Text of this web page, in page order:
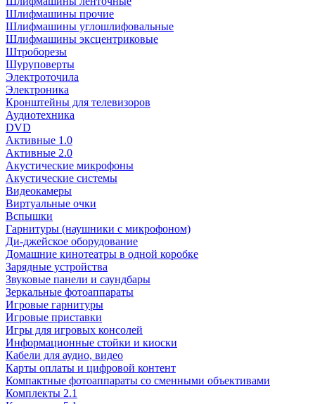
Шлифмашины прочие
Шлифмашины углошлифовальные
Шлифмашины эксцентриковые
Штроборезы
Шуруповерты
Электроточила
Электроника
Кронштейны для телевизоров
Аудиотехника
DVD
Активные 1.0
Активные 2.0
Акустические микрофоны
Акустические системы
Видеокамеры
Виртуальные очки
Вспышки
Гарнитуры (наушники с микрофоном)
Ди-джейское оборудование
Домашние кинотеатры в одной коробке
Зарядные устройства
Звуковые панели и саундбары
Зеркальные фотоаппараты
Игровые гарнитуры
Игровые приставки
Игры для игровых консолей
Информационные стойки и киоски
Кабели для аудио, видео
Карты оплаты и цифровой контент
Компактные фотоаппараты со сменными объективами
Комплекты 2.1